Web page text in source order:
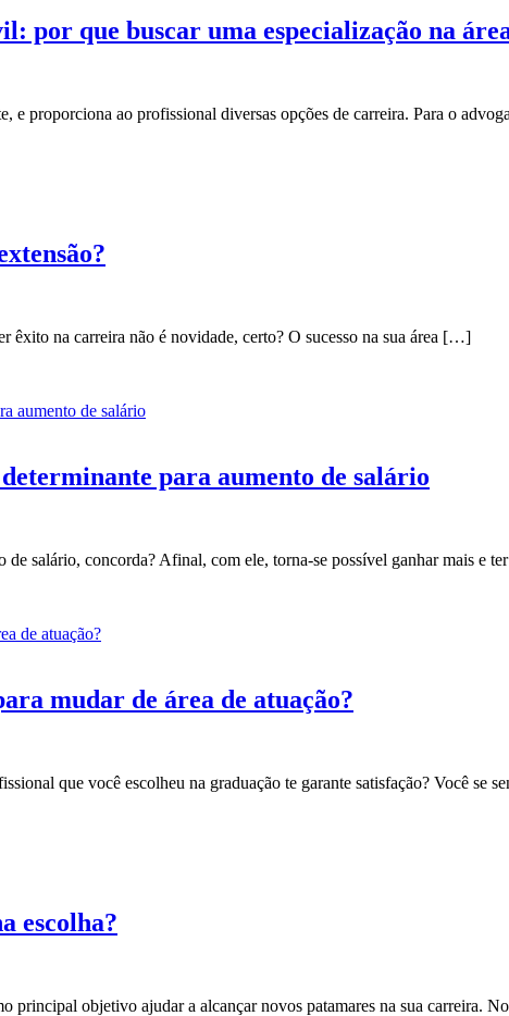
por que buscar uma especialização na
e proporciona ao profissional diversas opções de carreira. Para o
êxito na carreira não é novidade, certo? O sucesso na sua área […]
para aumento de salário
de salário, concorda? Afinal, com ele, torna-se possível ganhar mais e
mudar de área de atuação?
que você escolheu na graduação te garante satisfação? Você se
escolha?
principal objetivo ajudar a alcançar novos patamares na sua carreira.